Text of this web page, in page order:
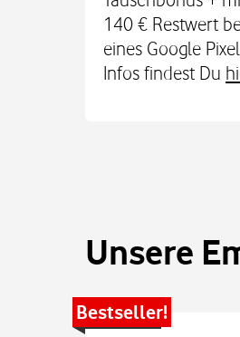
140 € Restwert
eines Google
Infos findest Du
Unsere
Bestseller!